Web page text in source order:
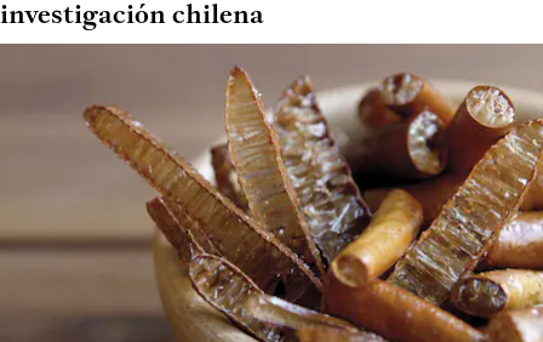
investigación chilena